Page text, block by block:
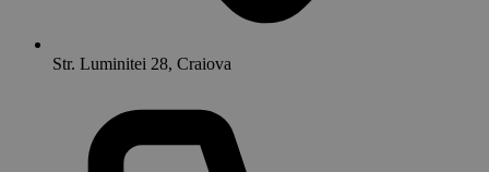
Str. Luminitei 28, Craiova